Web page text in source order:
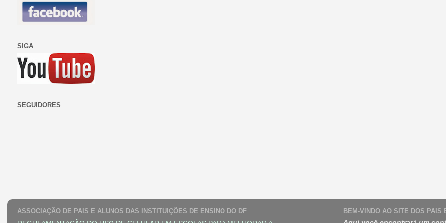
SIGA
SEGUIDORES
ASSOCIAÇÃO DE PAIS E ALUNOS DAS INSTITUIÇÕES DE ENSINO DO DF
BEM-VINDO AO SITE DOS PAIS